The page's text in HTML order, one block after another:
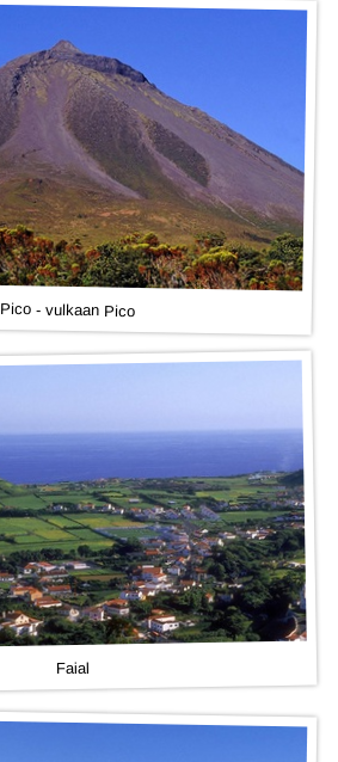
Pico - vulkaan Pico
Faial